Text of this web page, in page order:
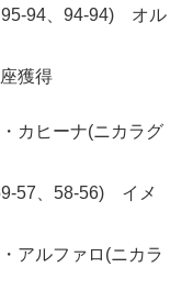
94、94-94) オル
獲得
カヒーナ(ニカラグ
57、58-56) イメ
アルファロ(ニカラ